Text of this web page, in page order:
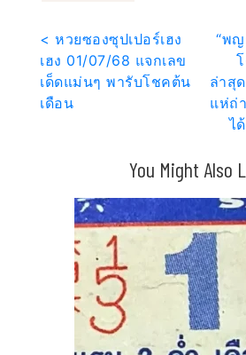
แนะแนว
เรื่อง
< หวยซองซุปเปอร์เฮง
เฮง 01/07/68 แจกเลข
เด็ดแม่นๆ พารับโชคต้น
เดือน
“พ
ล่าสุ
แห่ถ่
ไ
You Might Also